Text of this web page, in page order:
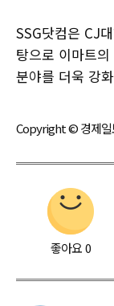
SSG닷컴은 CJ
탕으로 이마트
분야를 더욱 강
Copyright © 경제일
좋아요0